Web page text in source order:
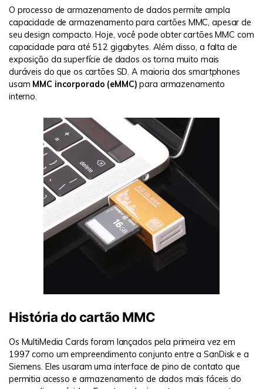
O processo de armazenamento de dados permite ampla
capacidade de armazenamento para cartões MMC, apesar de
seu design compacto. Hoje, você pode obter cartões MMC com
capacidade para até 512 gigabytes. Além disso, a falta de
exposição da superfície de dados os torna muito mais
duráveis ​​do que os cartões SD. A maioria dos smartphones
usam MMC incorporado (eMMC) para armazenamento
interno.
História do cartão MMC
Os MultiMedia Cards foram lançados pela primeira vez em
1997 como um empreendimento conjunto entre a SanDisk e a
Siemens. Eles usaram uma interface de pino de contato que
permitia acesso e armazenamento de dados mais fáceis do